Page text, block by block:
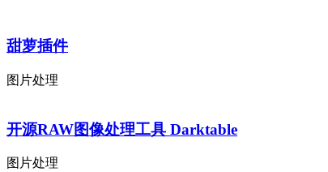
甜萝插件
图片处理
开源RAW图像处理工具 Darktable
图片处理